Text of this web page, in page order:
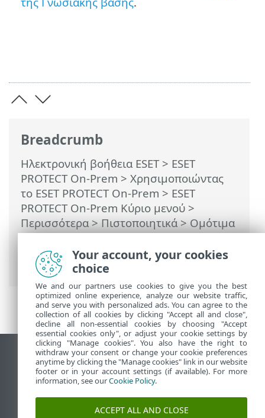
Breadcrumb
Ηλεκτρονική βοήθεια ESET> ESET
PROTECT On-Prem > Χρησιμοποιώντας
το ESET PROTECT On-Prem > ESET
PROTECT On-Prem Κύριο μενού >
Περισσότερα >Πιστοποιητικά>Ομότιμα
πιστοποιητικά> Ρύθμιση νέου
πιστοποιητικού διακομιστή ESET
PROTECT
Προβολή ιστότοπου επιφάνειας εργασίας
End of Life
Γνωσιακή βάση ESET
Ομάδα συζήτησης ESET
Your account, your cookies
choice
We and our partners use cookies to give you the best
optimized online experience, analyze our website traffic,
and serve you with personalized ads. You can agree to the
collection of all cookies by clicking "Accept all and close",
decline all non-essential cookies by choosing "Accept
essential cookies only", or adjust your cookie settings by
clicking "Manage cookies". You also have the right to
withdraw your consent or change your cookie preferences
anytime by clicking the "Manage cookies" link in our website
footer or in your account settings (if available). For more
information, see ourCookie Policy.
ACCEPT ALL AND CLOSE